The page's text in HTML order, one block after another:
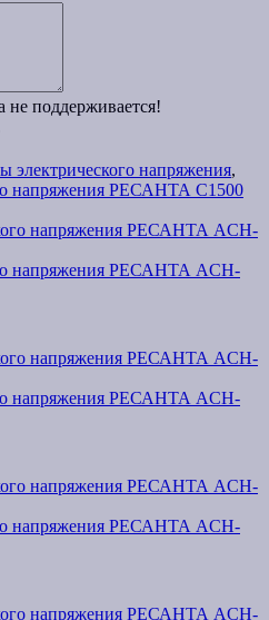
не поддерживается!
электрического напряжения,
напряжения РЕСАНТА С1500
напряжения РЕСАНТА ACH-
напряжения РЕСАНТА ACH-
напряжения РЕСАНТА ACH-